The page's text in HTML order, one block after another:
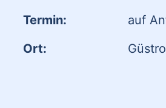
Termin:
auf
Ort: